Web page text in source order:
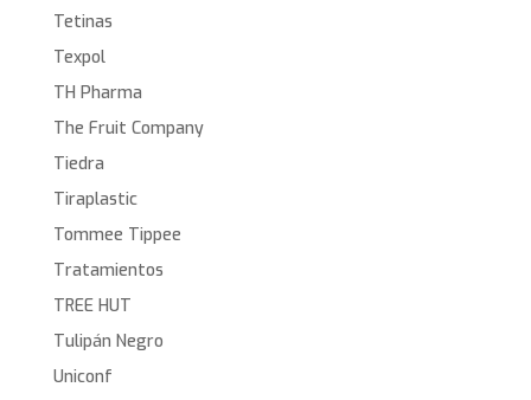
Tetinas
Texpol
TH Pharma
The Fruit Company
Tiedra
Tiraplastic
Tommee Tippee
Tratamientos
TREE HUT
Tulipán Negro
Uniconf